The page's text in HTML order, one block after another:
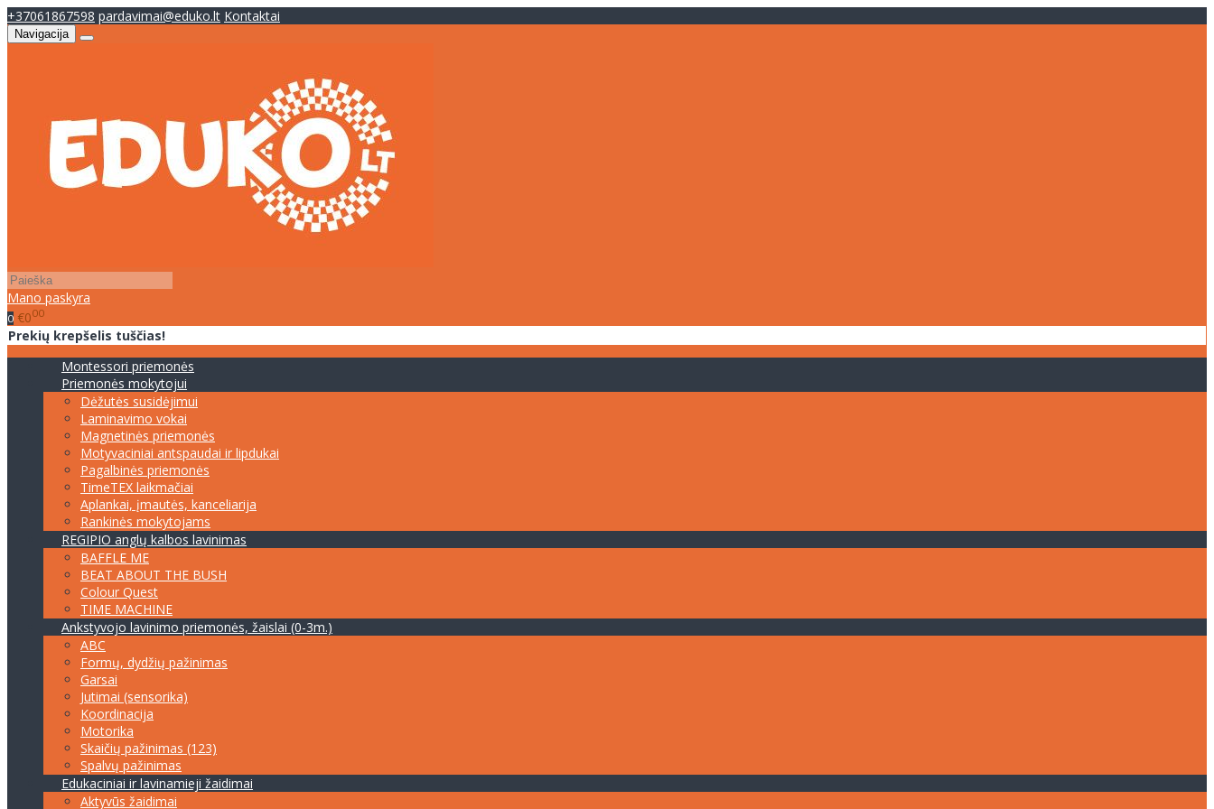
+37061867598 pardavimai@eduko.lt Kontaktai
Navigacija
Mano paskyra
0 €000
Prekių krepšelis tuščias!
Montessori priemonės
Priemonės mokytojui
Dėžutės susidėjimui
Laminavimo vokai
Magnetinės priemonės
Motyvaciniai antspaudai ir lipdukai
Pagalbinės priemonės
TimeTEX laikmačiai
Aplankai, įmautės, kanceliarija
Rankinės mokytojams
REGIPIO anglų kalbos lavinimas
BAFFLE ME
BEAT ABOUT THE BUSH
Colour Quest
TIME MACHINE
Ankstyvojo lavinimo priemonės, žaislai (0-3m.)
ABC
Formų, dydžių pažinimas
Garsai
Jutimai (sensorika)
Koordinacija
Motorika
Skaičių pažinimas (123)
Spalvų pažinimas
Edukaciniai ir lavinamieji žaidimai
Aktyvūs žaidimai